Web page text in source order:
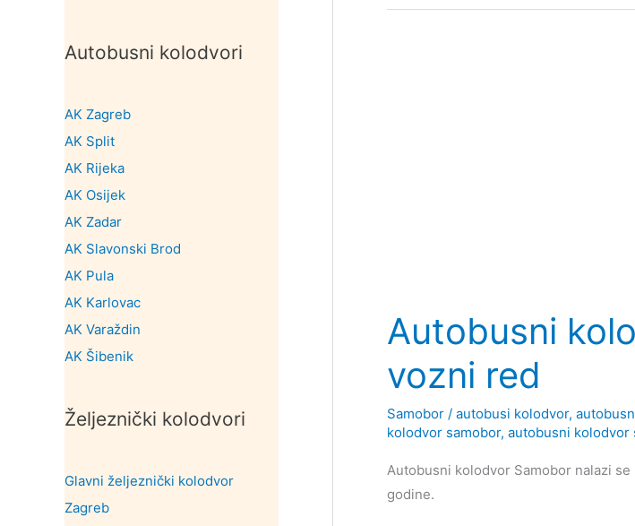
Autobusni kolodvori
AK Zagreb
AK Split
AK Rijeka
AK Osijek
AK Zadar
AK Slavonski Brod
AK Pula
AK Karlovac
AK Varaždin
AK Šibenik
Željeznički kolodvori
Glavni željeznički kolodvor
Zagreb
Autobusni
vozni red
Samobor / autobusi kolodvor,
kolodvor samobor, autobusni kolodvor
Autobusni kolodvor Samobor nalazi se
godine.